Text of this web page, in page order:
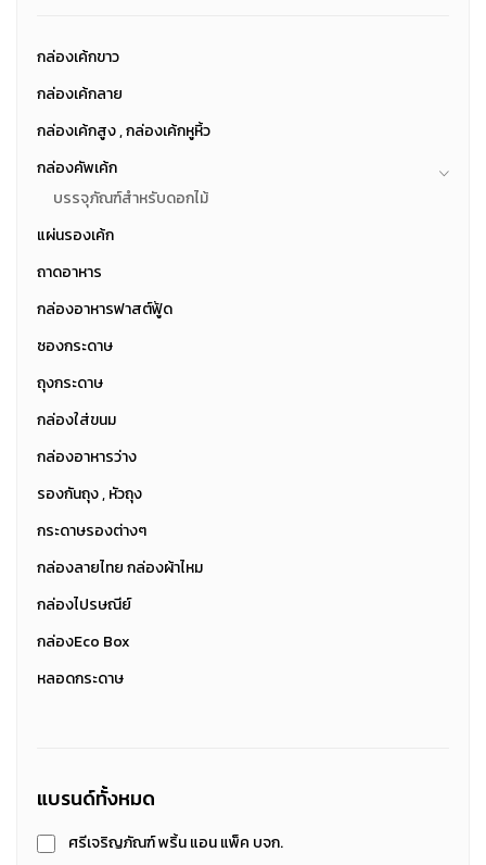
กล่องเค้กขาว
กล่องเค้กลาย
กล่องเค้กสูง , กล่องเค้กหูหิ้ว
กล่องคัพเค้ก
บรรจุภัณฑ์สำหรับดอกไม้
แผ่นรองเค้ก
ถาดอาหาร
กล่องอาหารฟาสต์ฟู้ด
ซองกระดาษ
ถุงกระดาษ
กล่องใส่ขนม
กล่องอาหารว่าง
รองกันถุง , หัวถุง
กระดาษรองต่างๆ
กล่องลายไทย กล่องผ้าไหม
กล่องไปรษณีย์
กล่องEco Box
หลอดกระดาษ
แบรนด์ทั้งหมด
ศรีเจริญภัณฑ์ พริ้น แอน แพ็ค บจก.